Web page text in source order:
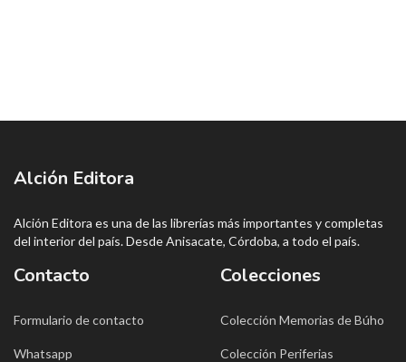
Alción Editora
Alción Editora es una de las librerías más importantes y completas
del interior del país. Desde Anisacate, Córdoba, a todo el país.
Contacto
Formulario de contacto
Whatsapp
Colecciones
Colección Memorias de Búho
Colección Periferias